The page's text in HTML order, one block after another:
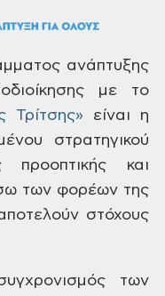
ανάπτυξης
με το
Τρίτσης» είναι η
στρατηγικού
προοπτικής και
των φορέων της
στόχους
των